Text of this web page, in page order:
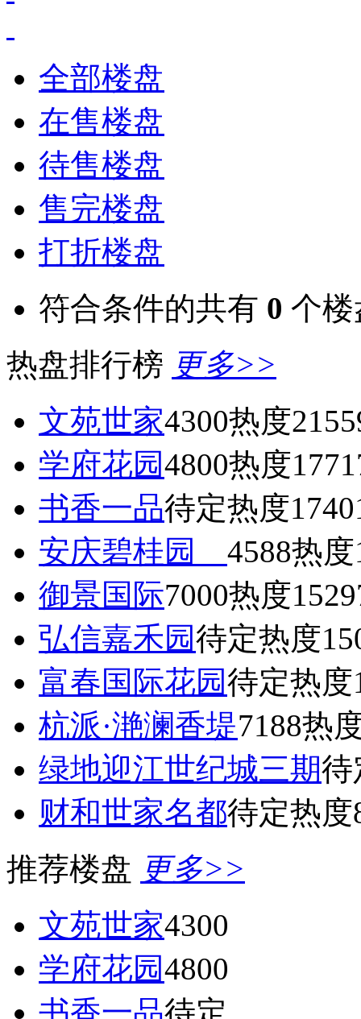
全部楼盘
在售楼盘
待售楼盘
售完楼盘
打折楼盘
符合条件的共有 0 个楼
热盘排行榜 更多>>
文苑世家4300热度
学府花园4800热度
书香一品待定热度
安庆碧桂园 4588热度
御景国际7000热度
弘信嘉禾园待定热度
富春国际花园待定热度
杭派·滟澜香堤7188热
绿地迎江世纪城三期待
财和世家名都待定热度
推荐楼盘 更多>>
文苑世家4300
学府花园4800
书香一品待定